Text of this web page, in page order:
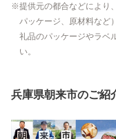
提供元の都合などにより
パッケージ、原材料など
礼品のパッケージやラベ
い。
兵庫県朝来市のご紹